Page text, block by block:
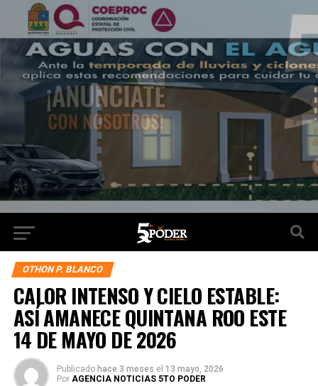
OTHON P. BLANCO
CALOR INTENSO Y CIELO ESTABLE:
ASÍ AMANECE QUINTANA ROO ESTE
14 DE MAYO DE 2026
Publicado hace 3 meses el 13 mayo, 2026
Por AGENCIA NOTICIAS 5TO PODER